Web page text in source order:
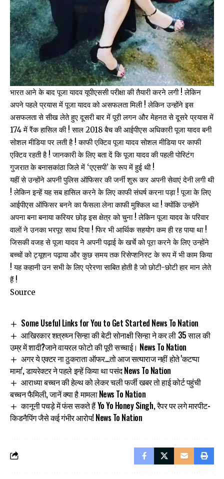
भारत आने के बाद पूजा यादव यूपीएससी परीक्षा की तैयारी करने लगी ! लेकिन
अपने पहले प्रयास में पूजा यादव को असफलता मिली ! लेकिन उन्होंने इस
असफलता से सीख लेते हुए दूसरी बार में पूरी लगन और मेहनत से दूसरे प्रयास में
174 में रैंक हासिल की ! साल 2018 बैच की आईपीएस अधिकारी पूजा यादव बनी
सोशल मीडिया पर लती है ! काफी एक्टिव पूजा यादव सोशल मीडिया पर काफी
एक्टिव रहती है ! जानकारी के लिए बता दें कि पूजा यादव की पहली पोस्टिंग
गुजरात के बनासकांठा जिले में ‘एएसपी’ के रूप में हुई थी !
यहीं से उन्होंने अपनी पुलिस ऑफिसर की जर्नी शुरू कर अपनी सेवाएं देनी लगी थी
! लेकिन इन्हें यह सब हासिल करने के लिए काफी संघर्ष करना पड़ा ! पूजा के लिए
आईपीएस ऑफिसर बनने का फैसला लेना काफी मुश्किल था ! क्योंकि उन्होंने
अपना बना बनाया करियर छोड़ इस क्षेत्र को चुना ! लेकिन पूजा यादव के परिवार
वालों ने उनका भरपूर साथ दिया ! फिर भी आर्थिक सहयोग कम ही रह पाया था !
जिसकी वजह से पूजा यादव ने अपनी पढ़ाई के खर्चे को पूरा करने के लिए उन्होंने
बच्चों को ट्यूशन पढ़ाया और कुछ समय तक रिसेप्शनिस्ट के रूप में भी काम किया
! यह कहानी उन सभी के लिए प्रेरणा साबित होती है जो छोटी-छोटी हार मान लेते
हैं !
Source
Some Useful Links for You to Get Started News To Nation
आखिरकार शत्रुघ्न सिन्हा की बेटी सोनाक्षी सिन्हा ने कर ली 35 साल की
उम्र में शादी?जाने वायरल फोटो की पूरी सच्चाई। News To Nation
अगर ये एक्टर ना ठुकराता ऑफर…तो आज सत्याराज नहीं होते 'कटप्पा
मामा', डायरेक्टर ने पहले इन्हें किया था पसंद News To Nation
आराध्या बच्चन की हेल्थ को लेकर चली फर्जी खबर तो हाई कोर्ट पहुंची
बच्चन फैमिली, जानें क्या है मामला News To Nation
कानूनी पचड़े में फंस सकते हैं Yo Yo Honey Singh, रैपर पर लगे मारपीट-
किडनैपिंग जैसे कई गंभीर आरोप! News To Nation